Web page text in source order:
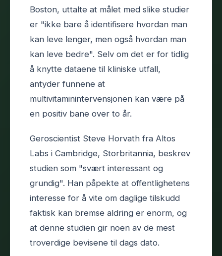
Boston, uttalte at målet med slike studier
er "ikke bare å identifisere hvordan man
kan leve lenger, men også hvordan man
kan leve bedre". Selv om det er for tidlig
å knytte dataene til kliniske utfall,
antyder funnene at
multivitaminintervensjonen kan være på
en positiv bane over to år.
Geroscientist Steve Horvath fra Altos
Labs i Cambridge, Storbritannia, beskrev
studien som "svært interessant og
grundig". Han påpekte at offentlighetens
interesse for å vite om daglige tilskudd
faktisk kan bremse aldring er enorm, og
at denne studien gir noen av de mest
troverdige bevisene til dags dato.